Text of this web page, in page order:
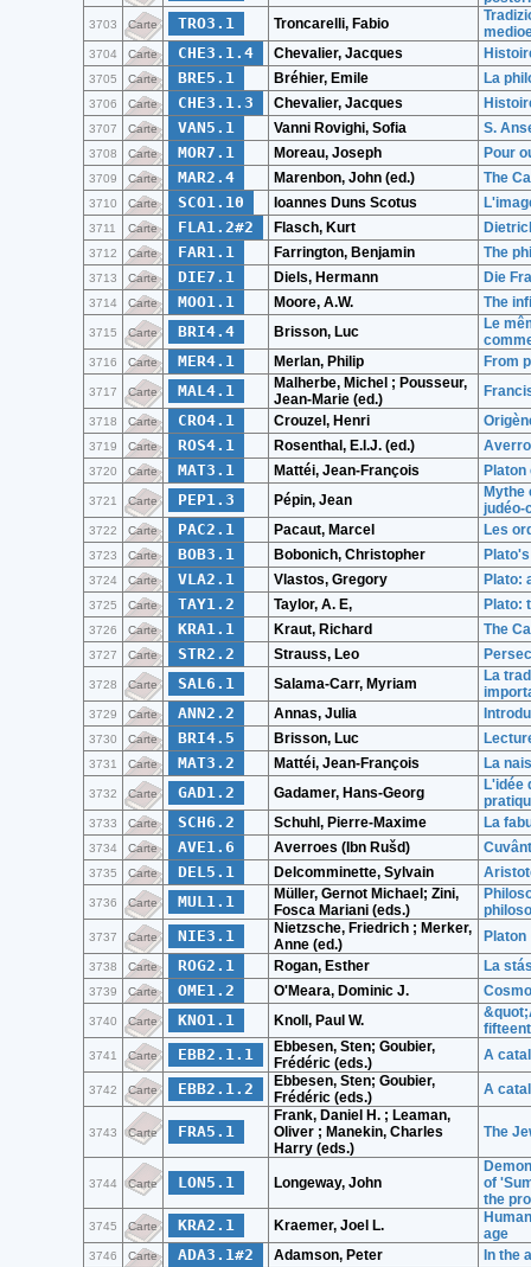
3703 Carte TRO3.1 Troncarelli, Fabio
3704 Carte CHE3.1.4 Chevalier, Jacques
3705 Carte BRE5.1 Bréhier, Emile La
3706 Carte CHE3.1.3 Chevalier, Jacques
3707 Carte VAN5.1 Vanni Rovighi, Sofia S.
3708 Carte MOR7.1 Moreau, Joseph Pour
3709 Carte MAR2.4 Marenbon, John (ed.) The
3710 Carte SCO1.10 Ioannes Duns Scotus
3711 Carte FLA1.2#2 Flasch, Kurt
3712 Carte FAR1.1 Farrington, Benjamin The
3713 Carte DIE7.1 Diels, Hermann Die
3714 Carte MOO1.1 Moore, A.W. The
3715 Carte BRI4.4 Brisson, Luc
Le
3716 Carte MER4.1 Merlan, Philip From
3717 Carte MAL4.1
Malherbe, Michel ; Pousseur,
Jean-Marie (ed.)
3718 Carte CRO4.1 Crouzel, Henri
3719 Carte ROS4.1 Rosenthal, E.I.J. (ed.)
3720 Carte MAT3.1 Mattéi, Jean-François
3721 Carte PEP1.3 Pépin, Jean
Mythe
judéo-
3722 Carte PAC2.1 Pacaut, Marcel Les
3723 Carte BOB3.1 Bobonich, Christopher
3724 Carte VLA2.1 Vlastos, Gregory Plato:
3725 Carte TAY1.2 Taylor, A. E, Plato:
3726 Carte KRA1.1 Kraut, Richard The
3727 Carte STR2.2 Strauss, Leo
3728 Carte SAL6.1 Salama-Carr, Myriam
La
3729 Carte ANN2.2 Annas, Julia
3730 Carte BRI4.5 Brisson, Luc
3731 Carte MAT3.2 Mattéi, Jean-François La
3732 Carte GAD1.2 Gadamer, Hans-Georg
L'idée
3733 Carte SCH6.2 Schuhl, Pierre-Maxime La
3734 Carte AVE1.6 Averroes (Ibn Rušd)
3735 Carte DEL5.1 Delcomminette, Sylvain
3736 Carte MUL1.1
Müller, Gernot Michael; Zini,
Fosca Mariani (eds.)
3737 Carte NIE3.1
Nietzsche, Friedrich ; Merker,
Anne (ed.)
Platon
3738 Carte ROG2.1 Rogan, Esther La
3739 Carte OME1.2 O'Meara, Dominic J.
3740 Carte KNO1.1 Knoll, Paul W.
3741 Carte EBB2.1.1
Ebbesen, Sten; Goubier,
Frédéric (eds.)
A
3742 Carte EBB2.1.2
Ebbesen, Sten; Goubier,
Frédéric (eds.)
A
3743 Carte FRA5.1
Frank, Daniel H. ; Leaman,
Oliver ; Manekin, Charles
Harry (eds.)
The
3744 Carte LON5.1 Longeway, John
of
the
3745 Carte KRA2.1 Kraemer, Joel L.
age
3746 Carte ADA3.1#2 Adamson, Peter In the